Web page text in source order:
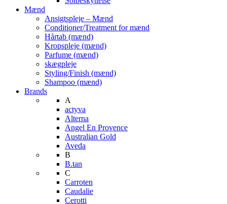
Mænd
Ansigtspleje – Mænd
Conditioner/Treatment for mænd
Hårtab (mænd)
Kropspleje (mænd)
Parfume (mænd)
skægpleje
Styling/Finish (mænd)
Shampoo (mænd)
Brands
A
actyva
Alterna
Angel En Provence
Australian Gold
Aveda
B
B.tan
C
Carroten
Caudalie
Cerotti